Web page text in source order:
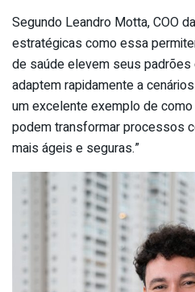
Segundo Leandro Motta, COO
estratégicas como essa
de saúde elevem seus
adaptem rapidamente a
um excelente exemplo de
podem transformar processos
mais ágeis e seguras.”